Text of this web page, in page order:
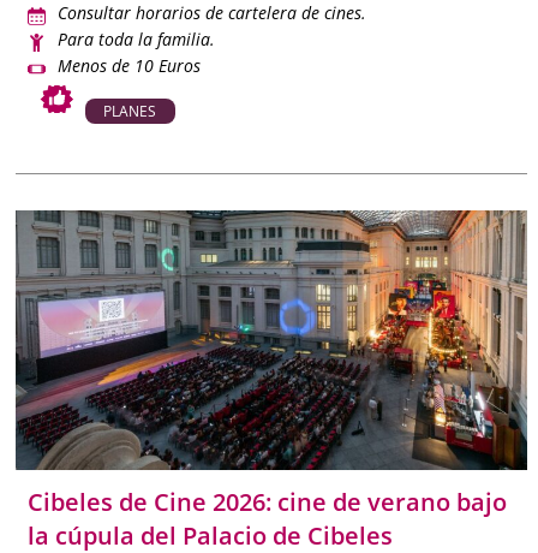
Consultar horarios de cartelera de cines.
Para toda la familia.
Menos de 10 Euros
PLANES
Cibeles de Cine 2026: cine de verano bajo
la cúpula del Palacio de Cibeles